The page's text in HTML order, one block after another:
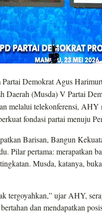
Demokrat Agus
Daerah (Musda) V Partai
melalui telekonferensi, AHY
fondasi partai menuju
Barisan, Bangun
Pilar pertama: merapatkan
Musda, katanya,
tergoyahkan,” ujar AHY,
dan mendapatkan